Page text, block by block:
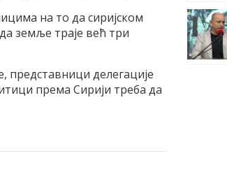
на то да сиријском
земље траје већ три
представници делегације
према Сирији треба да